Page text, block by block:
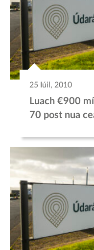
25 Iúil, 2010
Luach €900
70 post nua